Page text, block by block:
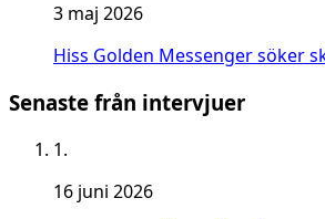
3 maj 2026
Hiss Golden Messenger söker
Senaste från intervjuer
1.
16 juni 2026